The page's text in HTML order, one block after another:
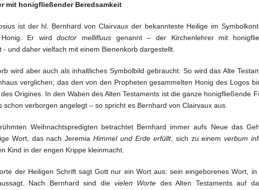
mit honigfließender Beredsamkeit
ist der hl. Bernhard von Clairvaux der bekannteste Heilige im
Honig. Er wirddoctor mellifluus genannt – der Kirchenlehrer mit
- und daher vielfach mit einem Bienenkorb dargestellt.
wird aber auch als inhaltliches Symbolbild gebraucht: So wird das Alte
verglichen, das den von den Propheten gesammelten Honig des Logos
Origines. In den Waben des Alten Testaments ist die ganze honigfließende
schon verborgen angelegt – so spricht es Bernhard von Clairvaux aus.
Weihnachtspredigten betrachtet Bernhard immer aufs Neue das
Wort, das nach JeremiaHimmel und Erde erfüllt, sich zu einemverbum
Kind in der engen Krippe kleinmacht.
der Heiligen Schrift sagt Gott nur ein Wort aus: sein eingeborenes Wort,
Nach Bernhard sind die vielen Worte des Alten Testaments auf